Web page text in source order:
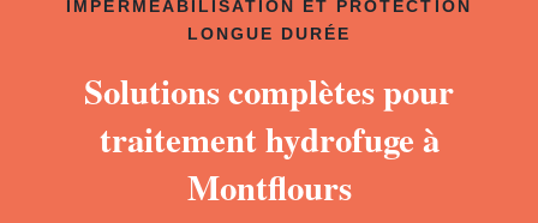
IMPERMÉABILISATION ET PROTECTION
LONGUE DURÉE
Solutions complètes pour
traitement hydrofuge à
Montflours